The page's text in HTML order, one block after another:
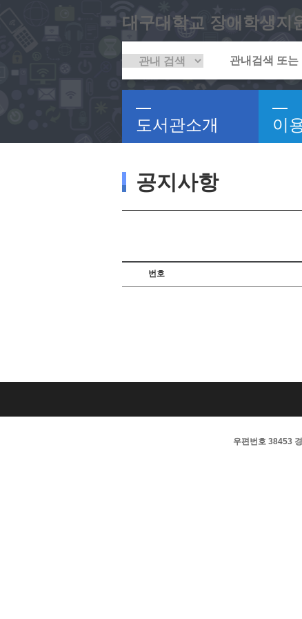
대구대학교 장애학생지
도서관소개 이
공지사항
번호
우편번호 38453